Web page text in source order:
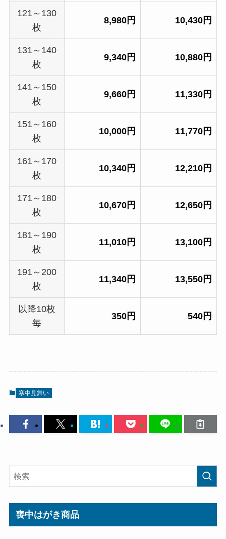
121～130
枚
8,980円 10,430円
131～140
枚
9,340円 10,880円
141～150
枚
9,660円 11,330円
151～160
枚
10,000円 11,770円
161～170
枚
10,340円 12,210円
171～180
枚
10,670円 12,650円
181～190
枚
11,010円 13,100円
191～200
枚
11,340円 13,550円
以降10枚
毎
350円 540円
寒中見舞い
喪中はがき商品